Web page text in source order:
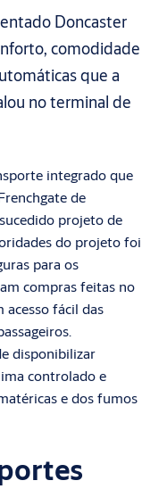
Doncaster
comodidade
que a
no terminal de
integrado que
de
projeto de
do projeto foi
para os
compras feitas no
fácil das
disponibilizar
controlado e
e dos fumos